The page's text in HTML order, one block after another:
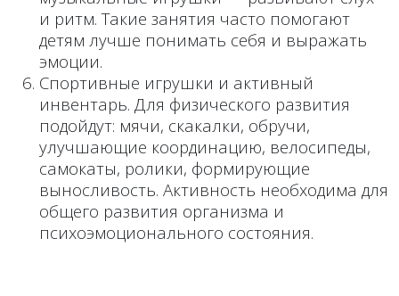
и ритм. Такие занятия часто помогают
детям лучше понимать себя и выражать
эмоции.
Спортивные игрушки и активный
инвентарь. Для физического развития
подойдут: мячи, скакалки, обручи,
улучшающие координацию, велосипеды,
самокаты, ролики, формирующие
выносливость. Активность необходима для
общего развития организма и
психоэмоционального состояния.